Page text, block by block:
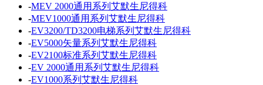
-MEV 2000通用系列艾默生尼得科
-MEV1000通用系列艾默生尼得科
-EV3200/TD3200电梯系列艾默生尼得科
-EV5000矢量系列艾默生尼得科
-EV2100标准系列艾默生尼得科
-EV 2000通用系列艾默生尼得科
-EV1000系列艾默生尼得科